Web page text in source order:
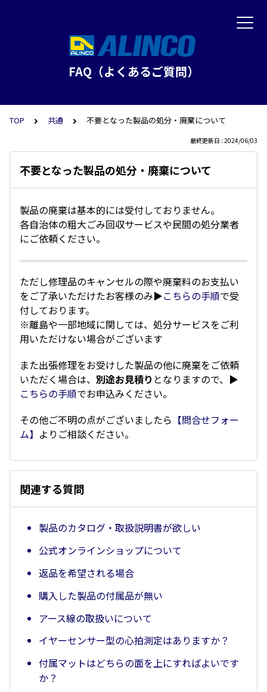
FAQ（よくあるご質問）
TOP 共通 不要となった製品の処分・廃棄について
最終更新日 : 2024/06/03
不要となった製品の処分・廃棄について
製品の廃棄は基本的には受付しておりません。
各自治体の粗大ごみ回収サービスや民間の処分業者
にご依頼ください。
ただし修理品のキャンセルの際や廃棄料のお支払い
をご了承いただけたお客様のみ▶こちらの手順で受
付しております。
※離島や一部地域に関しては、処分サービスをご利
用いただけない場合がございます
また出張修理をお受けした製品の他に廃棄をご依頼
いただく場合は、 別途お見積り となりますので、▶
こちらの手順でお申込みください。
その他ご不明の点がございましたら 【問合せフォー
ム】 よりご相談ください。
関連する質問
製品のカタログ・取扱説明書が欲しい
公式オンラインショップについて
返品を希望される場合
購入した製品の付属品が無い
アース線の取扱いについて
イヤーセンサー型の心拍測定はありますか？
付属マットはどちらの面を上にすればよいです
か？